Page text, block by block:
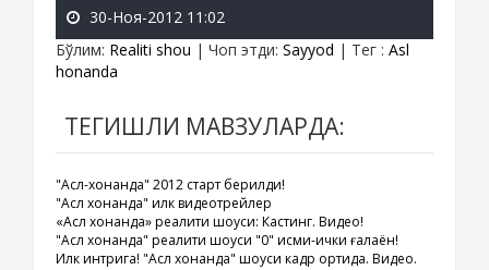
30-Ноя-2012 11:02
Бўлим: Realiti shou | Чоп этди: Sayyod | Тег : Asl
honanda
ТЕГИШЛИ МАВЗУЛАРДА:
"Асл-хонанда" 2012 старт берилди!
"Асл хонанда" илк видеотрейлер
«Асл хонанда» реалити шоуси: Кастинг. Видео!
"Асл хонанда" реалити шоуси "0" қисми-ички ғалаён!
Илк интрига! "Асл хонанда" шоуси кадр ортида. Видео.